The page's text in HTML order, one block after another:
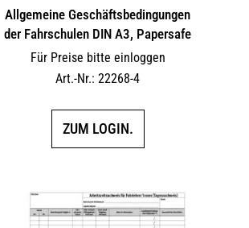
Allgemeine Geschäftsbedingungen
der Fahrschulen DIN A3, Papersafe
Für Preise bitte einloggen
Art.-Nr.: 22268-4
ZUM LOGIN.